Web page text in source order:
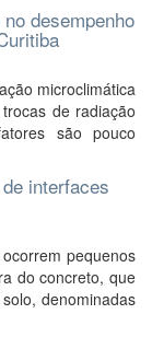
desempenho
microclimática
de radiação
são pouco
interfaces
pequenos
do concreto, que
denominadas